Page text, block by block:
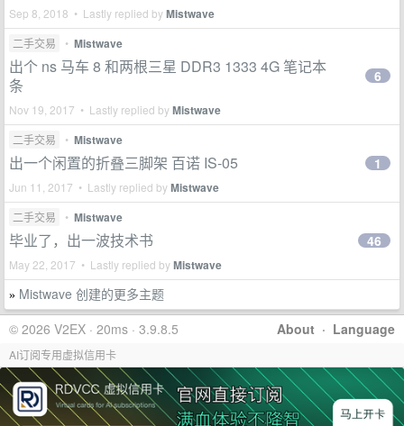
Sep 8, 2018 • Lastly replied byMistwave
二手交易 • Mistwave
出个 ns 马车 8 和两根三星 DDR3 1333 4G 笔记本
条
Nov 19, 2017 • Lastly replied byMistwave
6
二手交易 • Mistwave
出一个闲置的折叠三脚架 百诺 IS-05
Jun 11, 2017 • Lastly replied byMistwave
1
二手交易 • Mistwave
毕业了，出一波技术书
May 22, 2017 • Lastly replied byMistwave
46
» Mistwave 创建的更多主题
About · Language
© 2026 V2EX · 20ms · 3.9.8.5
AI订阅专用虚拟信用卡